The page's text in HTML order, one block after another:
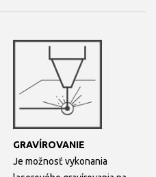
GRAVÍROVANIE
Je možnosť vykonania